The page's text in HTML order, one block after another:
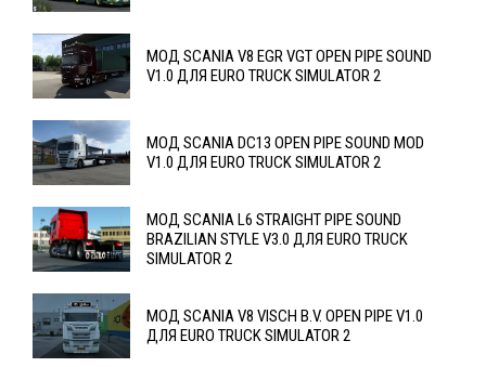
МОД SCANIA V8 EGR VGT OPEN PIPE SOUND
V1.0 ДЛЯ EURO TRUCK SIMULATOR 2
МОД SCANIA DC13 OPEN PIPE SOUND MOD
V1.0 ДЛЯ EURO TRUCK SIMULATOR 2
МОД SCANIA L6 STRAIGHT PIPE SOUND
BRAZILIAN STYLE V3.0 ДЛЯ EURO TRUCK
SIMULATOR 2
МОД SCANIA V8 VISCH B.V. OPEN PIPE V1.0
ДЛЯ EURO TRUCK SIMULATOR 2